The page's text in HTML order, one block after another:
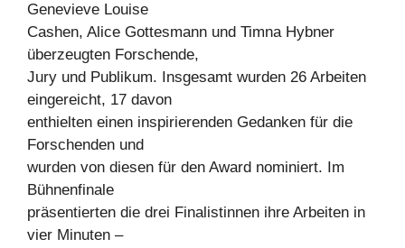
Genevieve Louise
Cashen, Alice Gottesmann und Timna Hybner
überzeugten Forschende,
Jury und Publikum. Insgesamt wurden 26 Arbeiten
eingereicht, 17 davon
enthielten einen inspirierenden Gedanken für die
Forschenden und
wurden von diesen für den Award nominiert. Im
Bühnenfinale
präsentierten die drei Finalistinnen ihre Arbeiten in
vier Minuten –